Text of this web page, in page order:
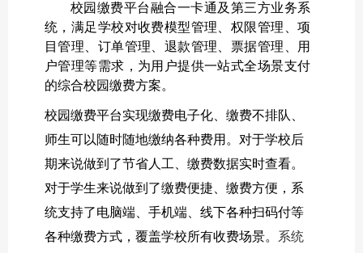
校园缴费平台融合一卡通及第三方业务系
统，满足学校对收费模型管理、权限管理、项
目管理、订单管理、退款管理、票据管理、用
户管理等需求，为用户提供一站式全场景支付
的综合校园缴费方案。
校园缴费平台实现缴费电子化、缴费不排队、
师生可以随时随地缴纳各种费用。对于学校后
期来说做到了节省人工、缴费数据实时查看。
对于学生来说做到了缴费便捷、缴费方便，系
统支持了电脑端、手机端、线下各种扫码付等
各种缴费方式，覆盖学校所有收费场景。 系统